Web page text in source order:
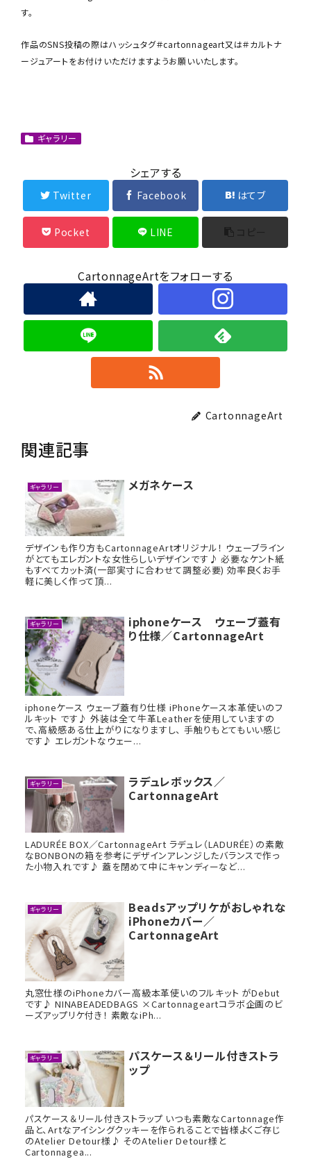
す。
作品のSNS投稿の際はハッシュタグ＃cartonnageart又は＃カルトナ
ージュアートをお付けいただけますようお願いいたします。
ギャラリー
シェアする
Twitter Facebook はてブ
Pocket LINE コピー
CartonnageArtをフォローする
CartonnageArt
関連記事
ギャラリー メガネケース
デザインも作り方もCartonnageArtオリジナル！ ウェーブライン
がとてもエレガントな女性らしいデザインです♪ 必要なケント紙
もすべてカット済(一部実寸に合わせて調整必要) 効率良くお手
軽に美しく作って頂...
ギャラリー
iphoneケース ウェーブ蓋有
り仕様／CartonnageArt
iphoneケース ウェーブ蓋有り仕様 iPhoneケース本革使いのフ
ルキット です♪ 外装は全て牛革Leatherを使用していますの
で、高級感ある仕上がりになりますし、 手触りもとてもいい感じ
です♪ エレガントなウェー...
ギャラリー
ラデュレボックス／
CartonnageArt
LADURÉE BOX／CartonnageArt ラデュレ（LADURÉE）の素敵
なBONBONの箱を参考にデザインアレンジしたバランスで作っ
た小物入れです♪ 蓋を閉めて中にキャンディーなど...
ギャラリー
Beadsアップリケがおしゃれな
iPhoneカバー／
CartonnageArt
丸窓仕様のiPhoneカバー高級本革使いのフルキット がDebut
です♪ NINABEADEDBAGS ×Cartonnageartコラボ企画のビ
ーズアップリケ付き！ 素敵なiPh...
ギャラリー
パスケース＆リール付きストラ
ップ
パスケース＆リール付きストラップ いつも素敵なCartonnage作
品と、Artなアイシングクッキーを作られることで皆様よくご存じ
のAtelier Detour様♪ そのAtelier Detour様と
Cartonnagea...